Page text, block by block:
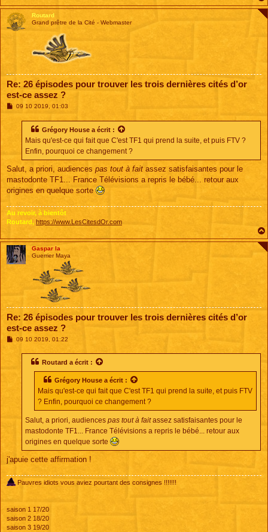
Routard
Grand prêtre de la Cité - Webmaster
Re: 26 épisodes pour trouver les trois dernières cités d’or
est-ce assez ?
M09 10 2019, 01:03
Grégory House a écrit :
Mais qu'est-ce qui fait que C'est TF1 qui prend la suite, et puis FTV ?
Enfin, pourquoi ce changement ?
Salut, a priori, audiences pas tout à fait assez satisfaisantes pour le
mastodonte TF1... France Télévisions a repris le bébé... retour aux
origines en quelque sorte
Au revoir, à bientôt
Routard, https://www.LesCitesdOr.com
Gaspar la
Guerrier Maya
Re: 26 épisodes pour trouver les trois dernières cités d’or
est-ce assez ?
M09 10 2019, 01:22
Routard a écrit :
Grégory House a écrit :
Mais qu'est-ce qui fait que C'est TF1 qui prend la suite, et puis FTV
? Enfin, pourquoi ce changement ?
Salut, a priori, audiences pas tout à faitassez satisfaisantes pour le
mastodonte TF1... France Télévisions a repris le bébé... retour aux
origines en quelque sorte
j'apuie cette affirmation !
Pauvres idiots vous aviez pourtant des consignes !!!!!!!
saison 1 17/20
saison 2 18/20
saison 3 19/20